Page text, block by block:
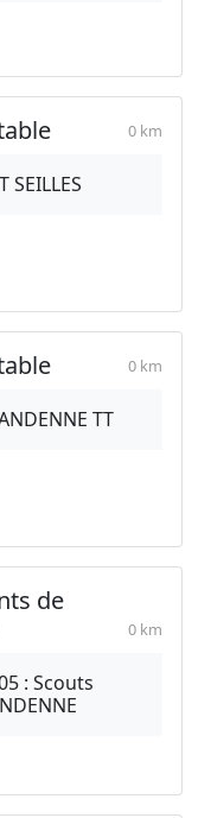
0 km
SEILLES
0 km
TT
de
0 km
: Scouts